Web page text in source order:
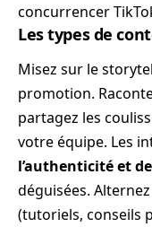
concurrencer
Les types de
Misez sur le
promotion.
partagez les
votre équipe. Les
l’authenticité et
déguisées.
(tutoriels, conseils